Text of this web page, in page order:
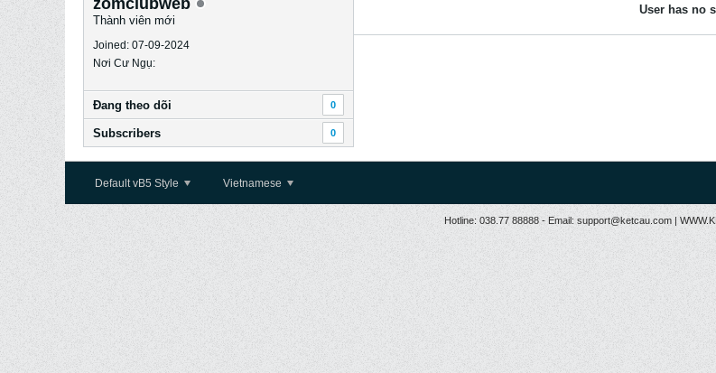
zomclubweb
Thành viên mới
Joined: 07-09-2024
Nơi Cư Ngụ:
Ðang theo dõi 0
Subscribers 0
User has no
Default vB5 Style Vietnamese
Hotline: 038.77 88888 - Email: support@ketcau.com |